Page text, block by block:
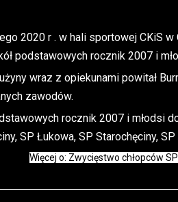
2020 r . w hali sportowej CKiS w
podstawowych rocznik 2007 i
z opiekunami powitał
zawodów.
rocznik 2007 i młodsi
SP Łukowa, SP Starochęciny, SP
Więcej o: Zwycięstwo chłopców